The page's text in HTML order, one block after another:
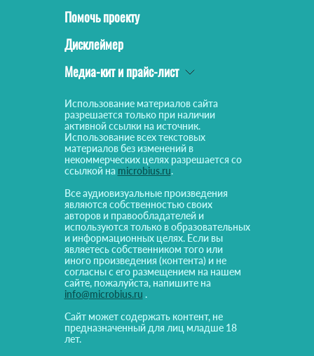
Помочь проекту
Дисклеймер
Медиа-кит и прайс-лист
Использование материалов сайта
разрешается только при наличии
активной ссылки на источник.
Использование всех текстовых
материалов без изменений в
некоммерческих целях разрешается со
ссылкой на microbius.ru.
Все аудиовизуальные произведения
являются собственностью своих
авторов и правообладателей и
используются только в образовательных
и информационных целях. Если вы
являетесь собственником того или
иного произведения (контента) и не
согласны с его размещением на нашем
сайте, пожалуйста, напишите на
info@microbius.ru .
Сайт может содержать контент, не
предназначенный для лиц младше 18
лет.